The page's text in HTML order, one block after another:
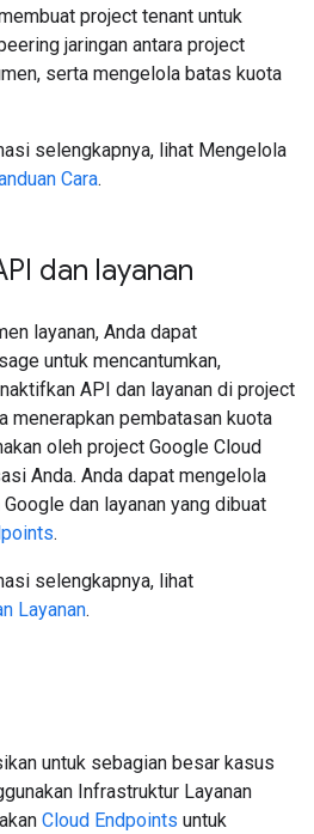
project tenant untuk
jaringan antara project
serta mengelola batas kuota
selengkapnya, lihat Mengelola
Cara.
dan layanan
layanan, Anda dapat
untuk mencantumkan,
API dan layanan di project
menerapkan pembatasan kuota
oleh project Google Cloud
Anda. Anda dapat mengelola
dan layanan yang dibuat
.
selengkapnya, lihat
Layanan.
untuk sebagian besar kasus
Infrastruktur Layanan
Cloud Endpoints untuk